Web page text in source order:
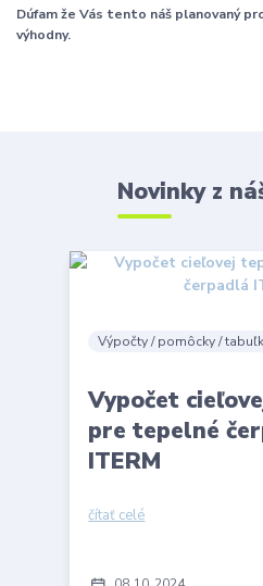
Dúfam že Vás tento náš planovaný
výhodny.
Novinky z
Výpočty / pomôcky /
Vypočet
pre tepelné
ITERM
čítať celé